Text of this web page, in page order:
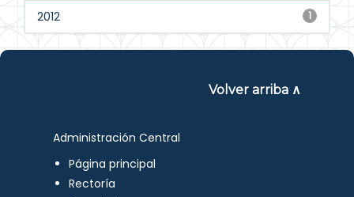
1
2012
Volver arriba ∧
Administración Central
Página principal
Rectoría